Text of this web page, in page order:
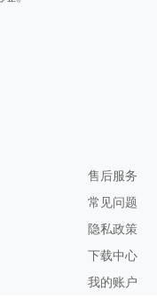
售后服务
常见问题
隐私政策
下载中心
我的账户